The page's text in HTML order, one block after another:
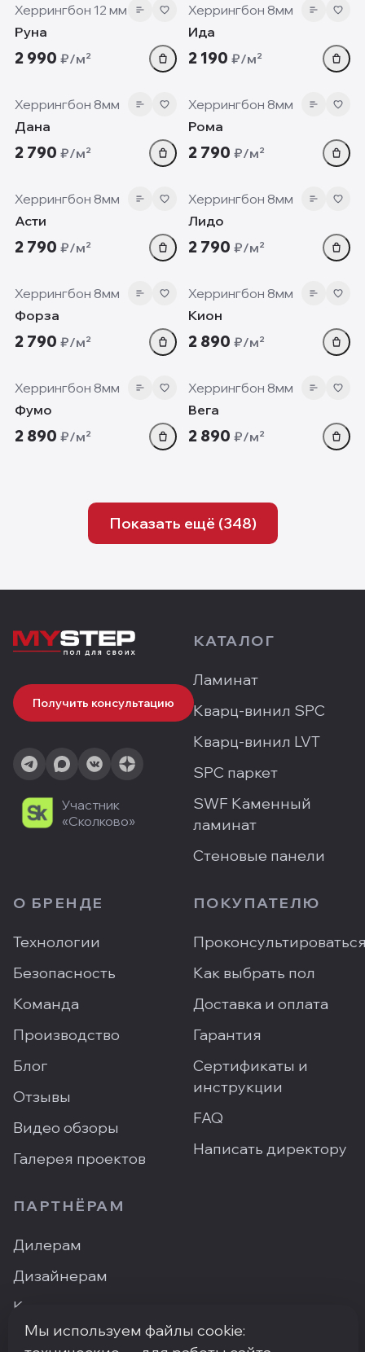
Херрингбон 12 мм
Руна
2 990 ₽/м²
Херрингбон 8мм
Ида
2 190 ₽/м²
8 мм
Херрингбон 8мм
Дана
2 790 ₽/м²
8 мм
Херрингбон 8мм
Рома
2 790 ₽/м²
8 мм
Херрингбон 8мм
Асти
2 790 ₽/м²
8 мм
Херрингбон 8мм
Лидо
2 790 ₽/м²
8 мм
Херрингбон 8мм
Форза
2 790 ₽/м²
8 мм
Херрингбон 8мм
Кион
2 890 ₽/м²
8 мм
Херрингбон 8мм
Фумо
2 890 ₽/м²
8 мм
Херрингбон 8мм
Вега
2 890 ₽/м²
Показать ещё (348)
Получить консультацию
Участник
«Сколково»
КАТАЛОГ
Ламинат
Кварц-винил SPC
Кварц-винил LVT
SPC паркет
SWF Каменный
ламинат
Стеновые панели
О БРЕНДЕ
Технологии
Безопасность
Команда
Производство
Блог
Отзывы
Видео обзоры
Галерея проектов
ПОКУПАТЕЛЮ
Как выбрать пол
Доставка и оплата
Гарантия
Сертификаты и
инструкции
FAQ
Написать директору
ПАРТНЁРАМ
Дилерам
Дизайнерам
Контакты
Где купить
Мы используем файлы cookie: